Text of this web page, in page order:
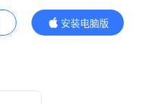
安装电脑版
内容更精彩